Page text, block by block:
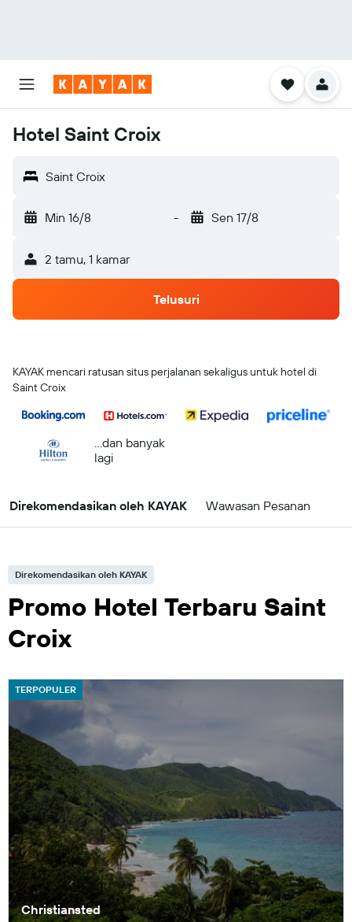
Hotel Saint Croix
Saint Croix
Min 16/8 - Sen 17/8
2 tamu, 1 kamar
Telusuri
KAYAK mencari ratusan situs perjalanan sekaligus untuk hotel di
Saint Croix
...dan banyak
lagi
Direkomendasikan oleh KAYAK Wawasan Pesanan
Direkomendasikan oleh KAYAK
Promo Hotel Terbaru Saint
Croix
TERPOPULER
Christiansted